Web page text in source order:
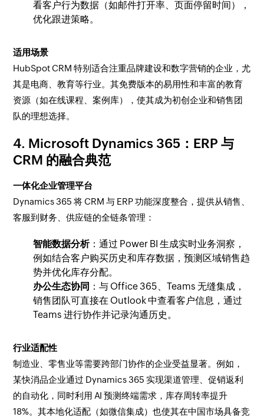
看客户行为数据（如邮件打开率、页面停留时间），
优化跟进策略。
适用场景
HubSpot CRM 特别适合注重品牌建设和数字营销的企业，尤
其是电商、教育等行业。其免费版本的易用性和丰富的教育
资源（如在线课程、案例库），使其成为初创企业和销售团
队的理想选择。
4. Microsoft Dynamics 365：ERP 与
CRM 的融合典范
一体化企业管理平台
Dynamics 365 将 CRM 与 ERP 功能深度整合，提供从销售、
客服到财务、供应链的全链条管理：
智能数据分析：通过 Power BI 生成实时业务洞察，
例如结合客户购买历史和库存数据，预测区域销售趋
势并优化库存分配。
办公生态协同 ：与 Office 365、Teams 无缝集成，
销售团队可直接在 Outlook 中查看客户信息，通过
Teams 进行协作并记录沟通历史。
行业适配性
制造业、零售业等需要跨部门协作的企业受益显著。例如，
某快消品企业通过 Dynamics 365 实现渠道管理、促销返利
的自动化，同时利用 AI 预测终端需求，库存周转率提升
18%。其本地化适配（如微信集成）也使其在中国市场具备竞